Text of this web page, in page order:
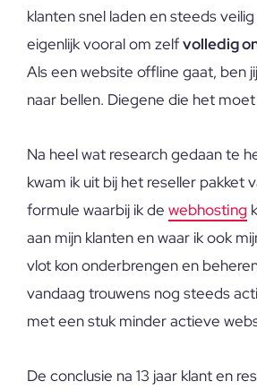
klanten snel laden en steeds veilig
eigenlijk vooral om zelfvolledig
Als een website offline gaat, ben
naar bellen. Diegene die het
Na heel wat research gedaan te
kwam ik uit bij het reseller pakket
formule waarbij ik de webhosting
aan mijn klanten en waar ik ook
vlot kon onderbrengen en
vandaag trouwens nog steeds
met een stuk minder actieve
De conclusie na 13 jaar klant en